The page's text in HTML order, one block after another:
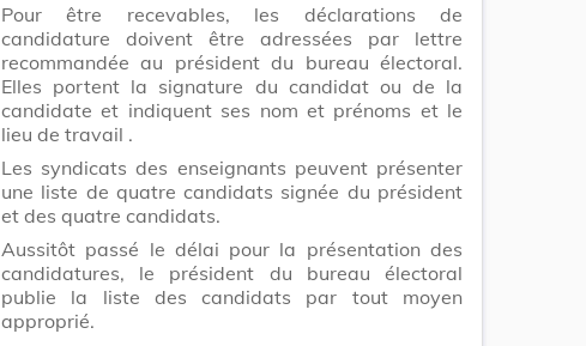
Pour être recevables, les déclarations de
candidature doivent être adressées par lettre
recommandée au président du bureau électoral.
Elles portent la signature du candidat ou de la
candidate et indiquent ses nom et prénoms et le
lieu de travail .
Les syndicats des enseignants peuvent présenter
une liste de quatre candidats signée du président
et des quatre candidats.
Aussitôt passé le délai pour la présentation des
candidatures, le président du bureau électoral
publie la liste des candidats par tout moyen
approprié.